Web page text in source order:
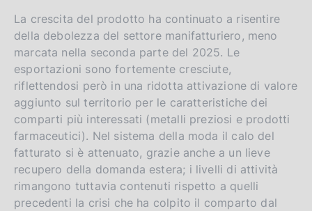
La crescita del prodotto ha continuato a risentire
della debolezza del settore manifatturiero, meno
marcata nella seconda parte del 2025. Le
esportazioni sono fortemente cresciute,
riflettendosi però in una ridotta attivazione di valore
aggiunto sul territorio per le caratteristiche dei
comparti più interessati (metalli preziosi e prodotti
farmaceutici). Nel sistema della moda il calo del
fatturato si è attenuato, grazie anche a un lieve
recupero della domanda estera; i livelli di attività
rimangono tuttavia contenuti rispetto a quelli
precedenti la crisi che ha colpito il comparto dal